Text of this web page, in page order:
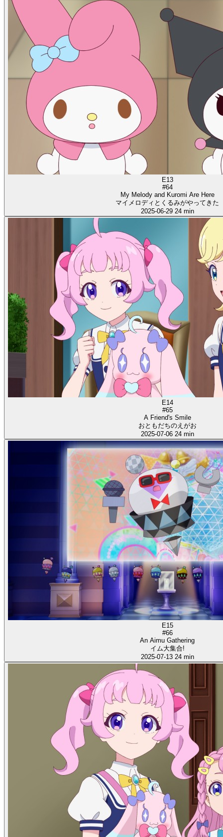
E13
#64
My Melody and Kuromi Are Here
マイメロディとくるみがやってきた
2025-06-29 24 min
E14
#65
A Friend's Smile
おともだちのえがお
2025-07-06 24 min
E15
#66
An Aimu Gathering
イム大集合!
2025-07-13 24 min